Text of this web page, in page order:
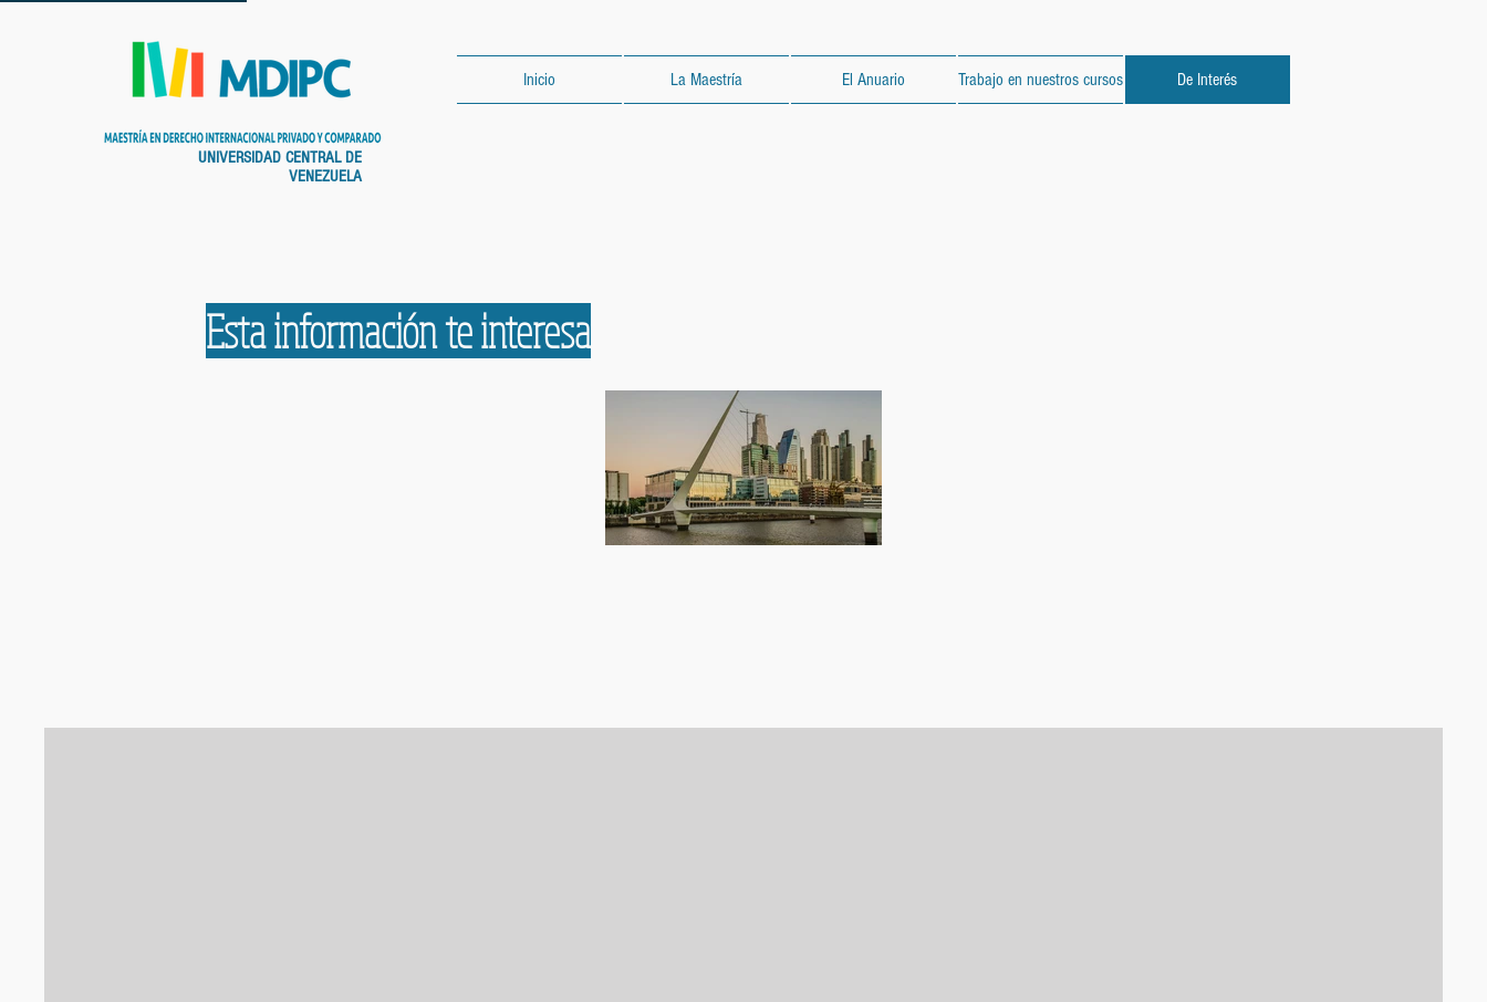
Inicio La Maestría El Anuario Trabajo en nuestros cursos De Interés
UNIVERSIDAD CENTRAL DE
VENEZUELA
Esta información te interesa